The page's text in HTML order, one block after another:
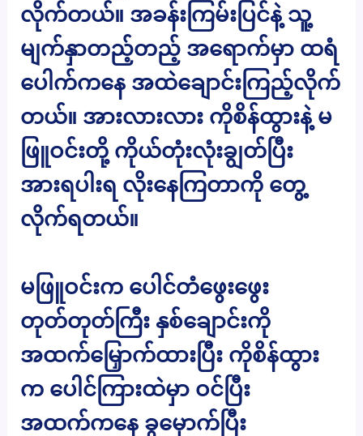
လိုက်တယ်။ အခန်းကြမ်းပြင်နဲ့ သူ့
မျက်နှာတည့်တည့် အရောက်မှာ ထရံ
ပေါက်ကနေ အထဲချောင်းကြည့်လိုက်
တယ်။ အားလားလား ကိုစိန်ထွားနဲ့ မ
ဖြူဝင်းတို့ ကိုယ်တုံးလုံးချွတ်ပြီး
အားရပါးရ လိုးနေကြတာကို တွေ့
လိုက်ရတယ်။
မဖြူဝင်းက ပေါင်တံဖွေးဖွေး
တုတ်တုတ်ကြီး နှစ်ချောင်းကို
အထက်မြှောက်ထားပြီး ကိုစိန်ထွား
က ပေါင်ကြားထဲမှာ ဝင်ပြီး
အထက်ကနေ ခွမှောက်ပြီး